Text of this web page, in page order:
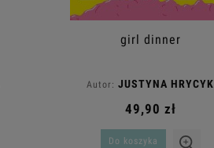
girl dinner
Autor: JUSTYNA HRYCYK
49,90 zł
Do koszyka